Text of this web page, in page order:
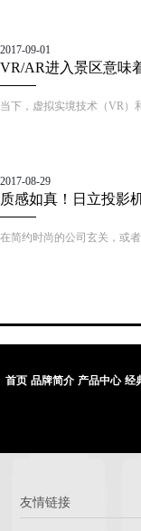
2017-09-01
VR/AR进入景区意味
当下，虚拟实境技术（VR）
区提质增效不二法宝的趋势
果又如何呢？
2017-08-29
质感如真！日立投影
在简约时尚的公司玄关，或
首页 品牌简介 产品中心 经
友情链接